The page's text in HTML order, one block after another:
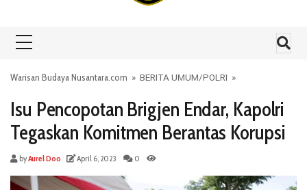
Warisan Budaya Nusantara.com » BERITA UMUM/POLRI »
Isu Pencopotan Brigjen Endar, Kapolri
Tegaskan Komitmen Berantas Korupsi
byAurel Doo April 6, 2023 0